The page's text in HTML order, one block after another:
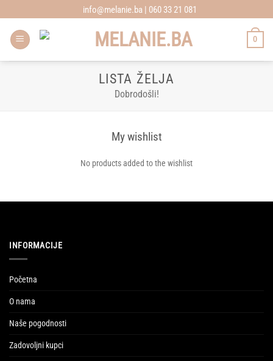
to
content
info@melanie.ba | 060 33 21 081
0
LISTA ŽELJA
Dobrodošli!
My wishlist
No products added to the wishlist
INFORMACIJE
Početna
O nama
Naše pogodnosti
Zadovoljni kupci